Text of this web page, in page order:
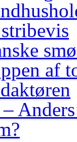
af